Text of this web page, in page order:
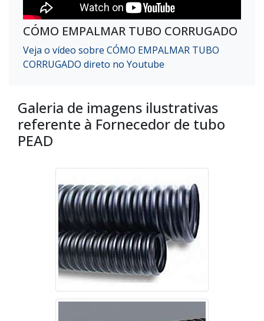
CÓMO EMPALMAR TUBO CORRUGADO
Veja o vídeo sobre CÓMO EMPALMAR TUBO
CORRUGADO direto no Youtube
Galeria de imagens ilustrativas
referente à Fornecedor de tubo
PEAD